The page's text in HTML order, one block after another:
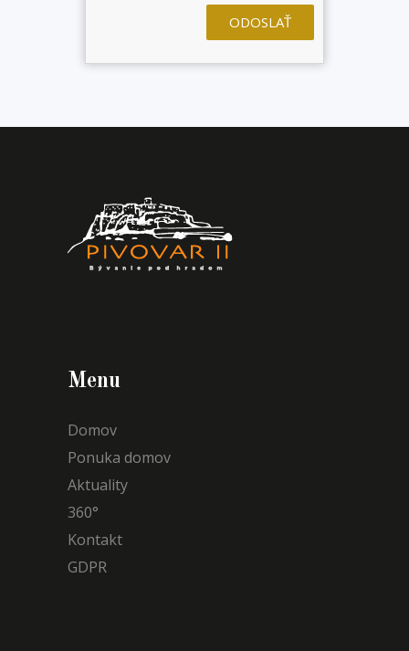
ODOSLAŤ
Menu
Domov
Ponuka domov
Aktuality
360°
Kontakt
GDPR